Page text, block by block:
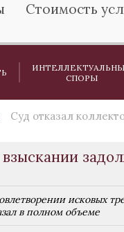
Стоимость
СПОРЫ
Суд отказал
исковых
в полном объеме